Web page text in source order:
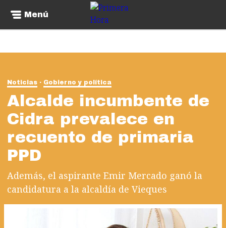
Menú
Noticias Gobierno y política
Alcalde incumbente de
Cidra prevalece en
recuento de primaria
PPD
Además, el aspirante Emir Mercado ganó la
candidatura a la alcaldía de Vieques